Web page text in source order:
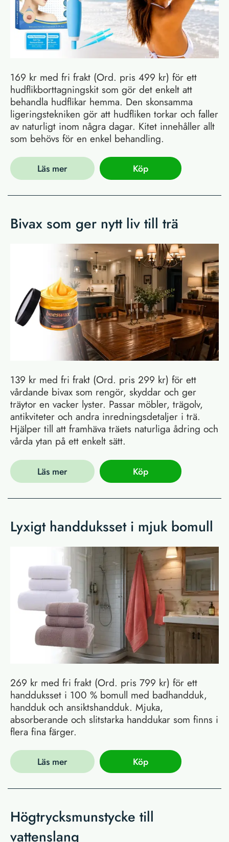
169 kr med fri frakt (Ord. pris 499 kr) för ett
hudflikborttagningskit som gör det enkelt att
behandla hudflikar hemma. Den skonsamma
ligeringstekniken gör att hudfliken torkar och faller
av naturligt inom några dagar. Kitet innehåller allt
som behövs för en enkel behandling.
Läs mer Köp
Bivax som ger nytt liv till trä
139 kr med fri frakt (Ord. pris 299 kr) för ett
vårdande bivax som rengör, skyddar och ger
träytor en vacker lyster. Passar möbler, trägolv,
antikviteter och andra inredningsdetaljer i trä.
Hjälper till att framhäva träets naturliga ådring och
vårda ytan på ett enkelt sätt.
Läs mer Köp
Lyxigt handduksset i mjuk bomull
269 kr med fri frakt (Ord. pris 799 kr) för ett
handduksset i 100 % bomull med badhandduk,
handduk och ansiktshandduk. Mjuka,
absorberande och slitstarka handdukar som finns i
flera fina färger.
Läs mer Köp
Högtrycksmunstycke till
vattenslang